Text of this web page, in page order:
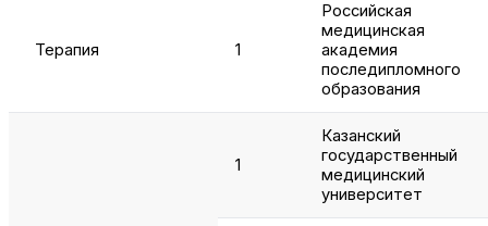
Терапия 1
Российская
медицинская
академия
последипломного
образования
1
Казанский
государственный
медицинский
университет